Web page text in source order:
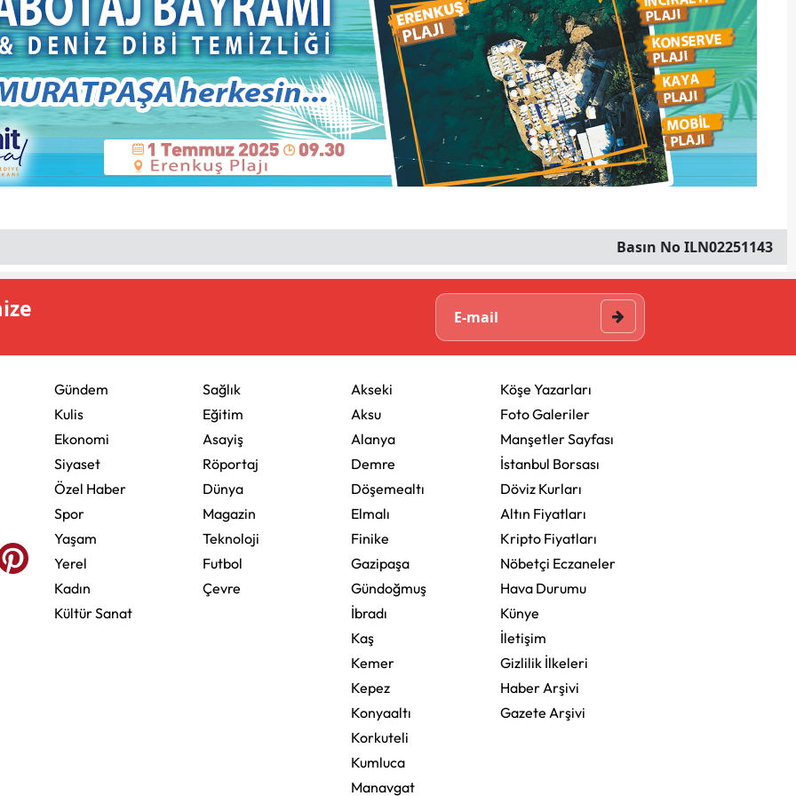
Basın No ILN02251143
Gündem
Kulis
Ekonomi
Siyaset
Özel Haber
Spor
Yaşam
Yerel
Kadın
Kültür Sanat
Sağlık
Eğitim
Asayiş
Röportaj
Dünya
Magazin
Teknoloji
Futbol
Çevre
Akseki
Aksu
Alanya
Demre
Döşemealtı
Elmalı
Finike
Gazipaşa
Gündoğmuş
İbradı
Kaş
Kemer
Kepez
Konyaaltı
Korkuteli
Kumluca
Manavgat
Köşe Yazarları
Foto Galeriler
Manşetler Sayfası
İstanbul Borsası
Döviz Kurları
Altın Fiyatları
Kripto Fiyatları
Nöbetçi Eczaneler
Hava Durumu
Künye
İletişim
Gizlilik İlkeleri
Haber Arşivi
Gazete Arşivi